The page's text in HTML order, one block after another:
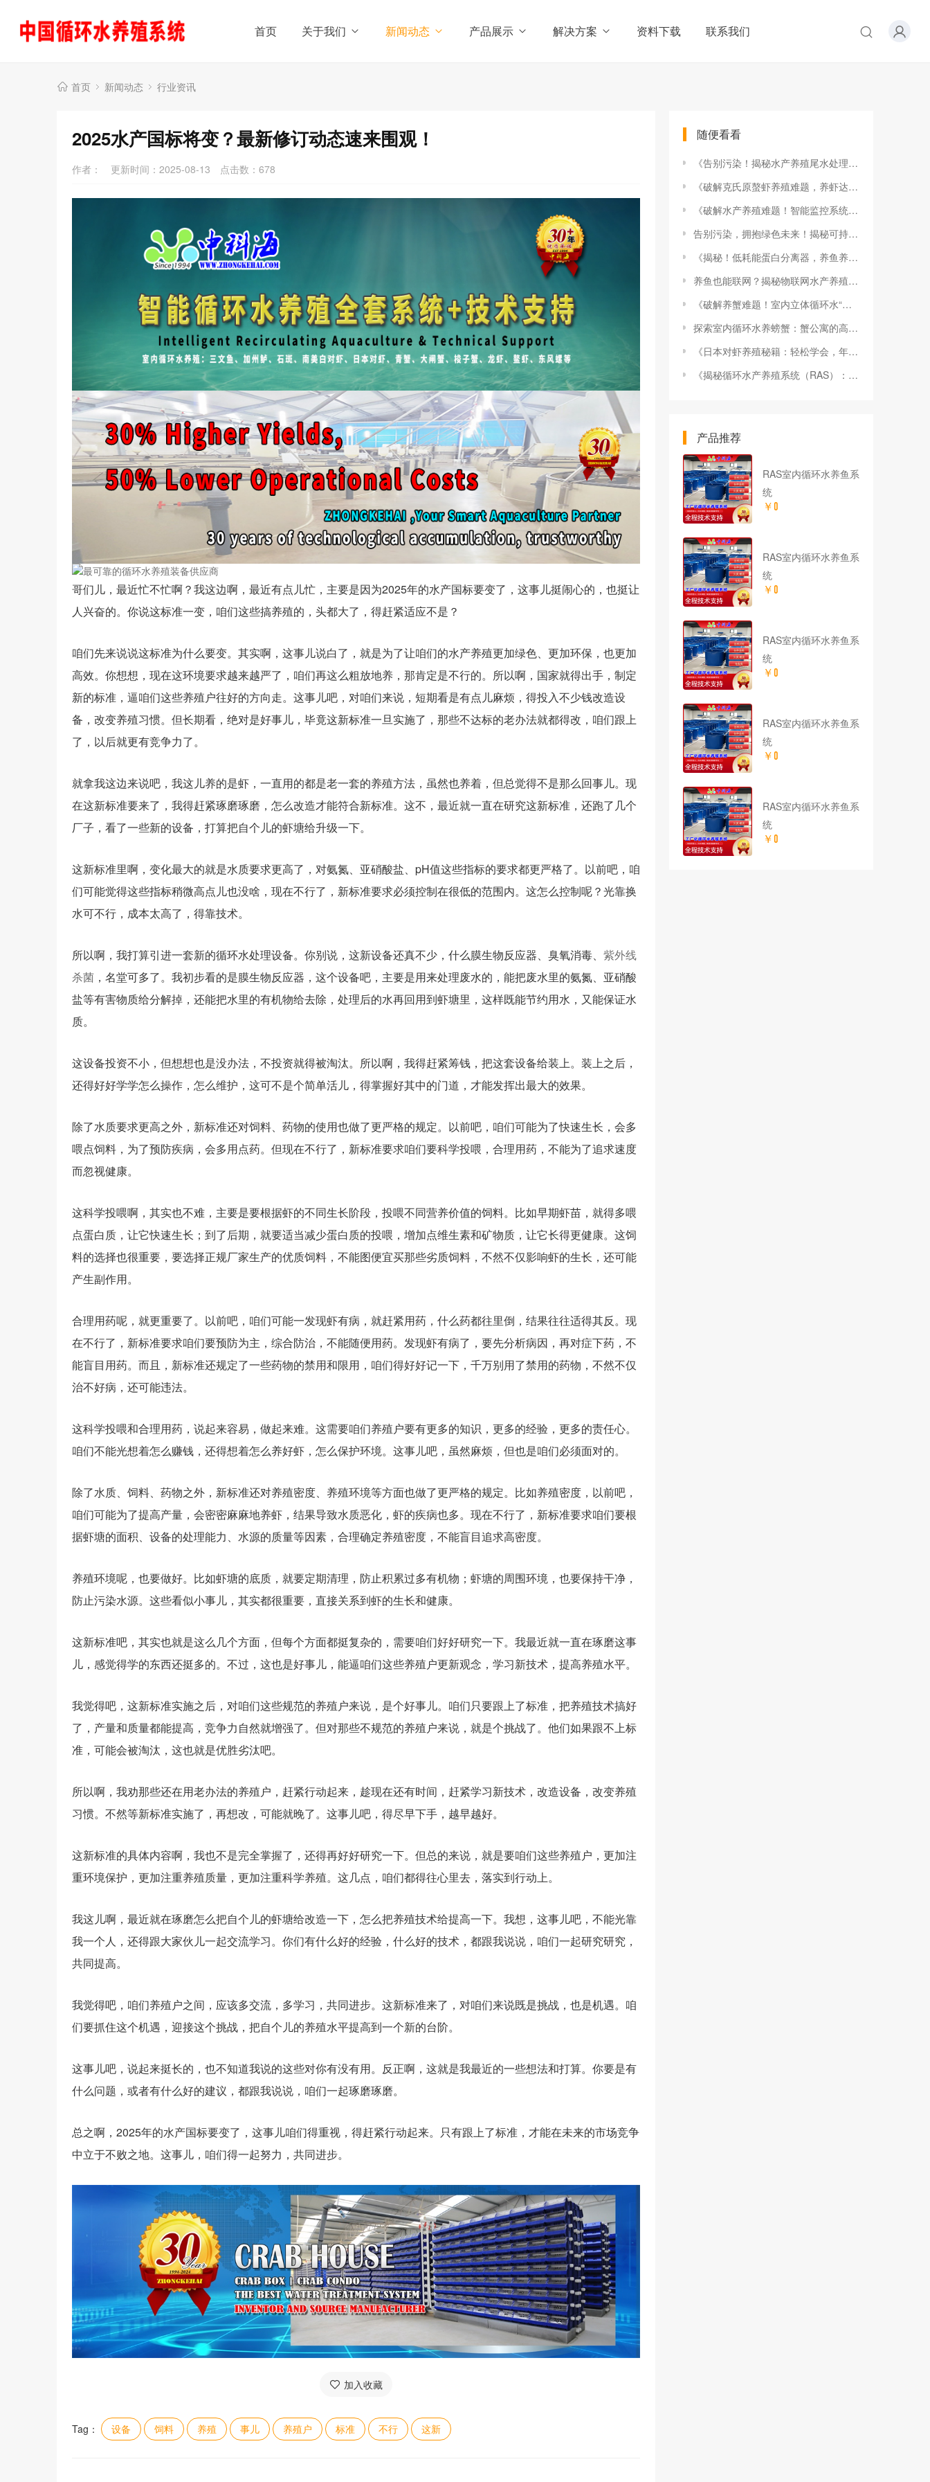
首页 关于我们 新闻动态 产品展示 解决方案 资料下载 联系我们
首页 新闻动态 行业资讯
2025水产国标将变？最新修订动态速来围观！
作者： 更新时间：2025-08-13 点击数： 678
哥们儿，最近忙不忙啊？我这边啊，最近有点儿忙，主要是因为2025年的水产国标要变了，这事儿挺闹心的，也挺让
人兴奋的。你说这标准一变，咱们这些搞养殖的，头都大了，得赶紧适应不是？
咱们先来说说这标准为什么要变。其实啊，这事儿说白了，就是为了让咱们的水产养殖更加绿色、更加环保，也更加
高效。你想想，现在这环境要求越来越严了，咱们再这么粗放地养，那肯定是不行的。所以啊，国家就得出手，制定
新的标准，逼咱们这些养殖户往好的方向走。这事儿吧，对咱们来说，短期看是有点儿麻烦，得投入不少钱改造设
备，改变养殖习惯。但长期看，绝对是好事儿，毕竟这新标准一旦实施了，那些不达标的老办法就都得改，咱们跟上
了，以后就更有竞争力了。
就拿我这边来说吧，我这儿养的是虾，一直用的都是老一套的养殖方法，虽然也养着，但总觉得不是那么回事儿。现
在这新标准要来了，我得赶紧琢磨琢磨，怎么改造才能符合新标准。这不，最近就一直在研究这新标准，还跑了几个
厂子，看了一些新的设备，打算把自个儿的虾塘给升级一下。
这新标准里啊，变化最大的就是水质要求更高了，对氨氮、亚硝酸盐、pH值这些指标的要求都更严格了。以前吧，咱
们可能觉得这些指标稍微高点儿也没啥，现在不行了，新标准要求必须控制在很低的范围内。这怎么控制呢？光靠换
水可不行，成本太高了，得靠技术。
所以啊，我打算引进一套新的循环水处理设备。你别说，这新设备还真不少，什么膜生物反应器、臭氧消毒、 紫外线
杀菌 ，名堂可多了。我初步看的是膜生物反应器，这个设备吧，主要是用来处理废水的，能把废水里的氨氮、亚硝酸
盐等有害物质给分解掉，还能把水里的有机物给去除，处理后的水再回用到虾塘里，这样既能节约用水，又能保证水
质。
这设备投资不小，但想想也是没办法，不投资就得被淘汰。所以啊，我得赶紧筹钱，把这套设备给装上。装上之后，
还得好好学学怎么操作，怎么维护，这可不是个简单活儿，得掌握好其中的门道，才能发挥出最大的效果。
除了水质要求更高之外，新标准还对饲料、药物的使用也做了更严格的规定。以前吧，咱们可能为了快速生长，会多
喂点饲料，为了预防疾病，会多用点药。但现在不行了，新标准要求咱们要科学投喂，合理用药，不能为了追求速度
而忽视健康。
这科学投喂啊，其实也不难，主要是要根据虾的不同生长阶段，投喂不同营养价值的饲料。比如早期虾苗，就得多喂
点蛋白质，让它快速生长；到了后期，就要适当减少蛋白质的投喂，增加点维生素和矿物质，让它长得更健康。这饲
料的选择也很重要，要选择正规厂家生产的优质饲料，不能图便宜买那些劣质饲料，不然不仅影响虾的生长，还可能
产生副作用。
合理用药呢，就更重要了。以前吧，咱们可能一发现虾有病，就赶紧用药，什么药都往里倒，结果往往适得其反。现
在不行了，新标准要求咱们要预防为主，综合防治，不能随便用药。发现虾有病了，要先分析病因，再对症下药，不
能盲目用药。而且，新标准还规定了一些药物的禁用和限用，咱们得好好记一下，千万别用了禁用的药物，不然不仅
治不好病，还可能违法。
这科学投喂和合理用药，说起来容易，做起来难。这需要咱们养殖户要有更多的知识，更多的经验，更多的责任心。
咱们不能光想着怎么赚钱，还得想着怎么养好虾，怎么保护环境。这事儿吧，虽然麻烦，但也是咱们必须面对的。
除了水质、饲料、药物之外，新标准还对养殖密度、养殖环境等方面也做了更严格的规定。比如养殖密度，以前吧，
咱们可能为了提高产量，会密密麻麻地养虾，结果导致水质恶化，虾的疾病也多。现在不行了，新标准要求咱们要根
据虾塘的面积、设备的处理能力、水源的质量等因素，合理确定养殖密度，不能盲目追求高密度。
养殖环境呢，也要做好。比如虾塘的底质，就要定期清理，防止积累过多有机物；虾塘的周围环境，也要保持干净，
防止污染水源。这些看似小事儿，其实都很重要，直接关系到虾的生长和健康。
这新标准吧，其实也就是这么几个方面，但每个方面都挺复杂的，需要咱们好好研究一下。我最近就一直在琢磨这事
儿，感觉得学的东西还挺多的。不过，这也是好事儿，能逼咱们这些养殖户更新观念，学习新技术，提高养殖水平。
我觉得吧，这新标准实施之后，对咱们这些规范的养殖户来说，是个好事儿。咱们只要跟上了标准，把养殖技术搞好
了，产量和质量都能提高，竞争力自然就增强了。但对那些不规范的养殖户来说，就是个挑战了。他们如果跟不上标
准，可能会被淘汰，这也就是优胜劣汰吧。
所以啊，我劝那些还在用老办法的养殖户，赶紧行动起来，趁现在还有时间，赶紧学习新技术，改造设备，改变养殖
习惯。不然等新标准实施了，再想改，可能就晚了。这事儿吧，得尽早下手，越早越好。
这新标准的具体内容啊，我也不是完全掌握了，还得再好好研究一下。但总的来说，就是要咱们这些养殖户，更加注
重环境保护，更加注重养殖质量，更加注重科学养殖。这几点，咱们都得往心里去，落实到行动上。
我这儿啊，最近就在琢磨怎么把自个儿的虾塘给改造一下，怎么把养殖技术给提高一下。我想，这事儿吧，不能光靠
我一个人，还得跟大家伙儿一起交流学习。你们有什么好的经验，什么好的技术，都跟我说说，咱们一起研究研究，
共同提高。
我觉得吧，咱们养殖户之间，应该多交流，多学习，共同进步。这新标准来了，对咱们来说既是挑战，也是机遇。咱
们要抓住这个机遇，迎接这个挑战，把自个儿的养殖水平提高到一个新的台阶。
这事儿吧，说起来挺长的，也不知道我说的这些对你有没有用。反正啊，这就是我最近的一些想法和打算。你要是有
什么问题，或者有什么好的建议，都跟我说说，咱们一起琢磨琢磨。
总之啊，2025年的水产国标要变了，这事儿咱们得重视，得赶紧行动起来。只有跟上了标准，才能在未来的市场竞争
中立于不败之地。这事儿，咱们得一起努力，共同进步。
加入收藏
Tag： 设备 饲料 养殖 事儿 养殖户 标准 不行 这新
随便看看
《告别污染！揭秘水产养殖尾水处理的黑科技，养殖户的福音来啦！》
《破解克氏原螯虾养殖难题，养虾达人分享独家秘籍！》
《破解水产养殖难题！智能监控系统，养鱼养虾养蟹一步到位！》
告别污染，拥抱绿色未来！揭秘可持续水产养殖解决方案的惊人秘密！
《揭秘！低耗能蛋白分离器，养鱼养虾新神器，节能降耗的秘密武器》
养鱼也能联网？揭秘物联网水产养殖的神奇魔力，点击解锁未来养殖新趋势！
《破解养蟹难题！室内立体循环水“蟹公寓”，养蟹新革命来袭！》
探索室内循环水养螃蟹：蟹公寓的高效、环保的养殖新选择
《日本对虾养殖秘籍：轻松学会，年入百万不是梦！》
《揭秘循环水产养殖系统（RAS）：养鱼虾蟹的“黑科技”，轻松赚钱的秘密武器！》
产品推荐
RAS室内循环水养鱼系
统
￥0
RAS室内循环水养鱼系
统
￥0
RAS室内循环水养鱼系
统
￥0
RAS室内循环水养鱼系
统
￥0
RAS室内循环水养鱼系
统
￥0